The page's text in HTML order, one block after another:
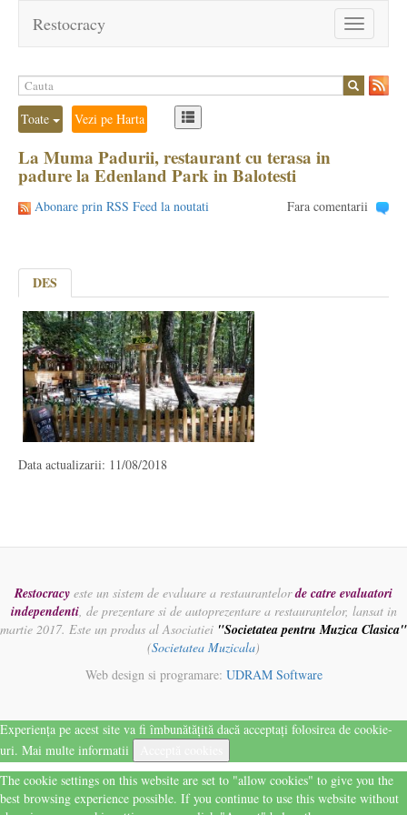
Toggle
navigation
Restocracy
Toate Vezi pe Harta
La Muma Padurii, restaurant cu terasa in
padure la Edenland Park in Balotesti
Abonare prin RSS Feed la noutati Fara comentarii
DES
Data actualizarii: 11/08/2018
Restocracy este un sistem de evaluare a restaurantelorde catre evaluatori
independenti, de prezentare si de autoprezentare a restaurantelor, lansat in
martie 2017. Este un produs al Asociatiei "Societatea pentru Muzica Clasica"
(Societatea Muzicala)
Web design si programare: UDRAM Software
Experiența pe acest site va fi îmbunătățită dacă acceptați folosirea de cookie-
uri. Mai multe informatii
The cookie settings on this website are set to "allow cookies" to give you the
best browsing experience possible. If you continue to use this website without